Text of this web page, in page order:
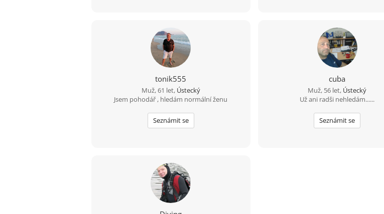
tonik555
Muž, 61 let, Ústecký
Jsem pohodář , hledám normální ženu
Seznámit se
cuba
Muž, 56 let, Ústecký
Už ani radši nehledám......
Seznámit se